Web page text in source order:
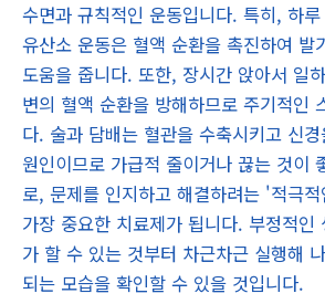
수면과 규칙적인 운동입니다. 특히, 하
유산소 운동은 혈액 순환을 촉진하여 발
도움을 줍니다. 또한, 장시간 앉아서 일
변의 혈액 순환을 방해하므로 주기적인
다. 술과 담배는 혈관을 수축시키고 신
원인이므로 가급적 줄이거나 끊는 것이
로, 문제를 인지하고 해결하려는 '적극
가장 중요한 치료제가 됩니다. 부정적인
가 할 수 있는 것부터 차근차근 실행해
되는 모습을 확인할 수 있을 것입니다.